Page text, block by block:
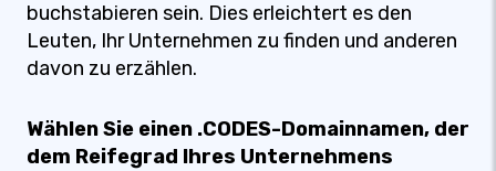
buchstabieren sein. Dies erleichtert es den
Leuten, Ihr Unternehmen zu finden und anderen
davon zu erzählen.
Wählen Sie einen .CODES-Domainnamen, der
dem Reifegrad Ihres Unternehmens